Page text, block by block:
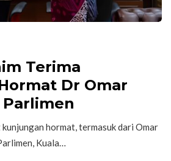
Terima
Dr Omar
hormat, termasuk dari Omar
Kuala…